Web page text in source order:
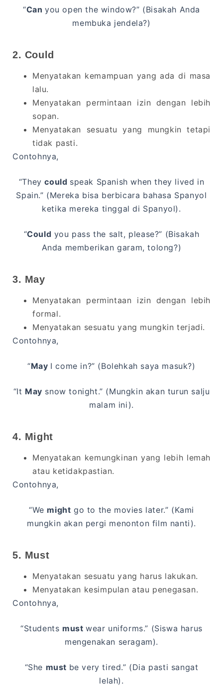
“Can you open the window?” (Bisakah Anda
membuka jendela?)
2. Could
Menyatakan kemampuan yang ada di masa
lalu.
Menyatakan permintaan izin dengan lebih
sopan.
Menyatakan sesuatu yang mungkin tetapi
tidak pasti.
Contohnya,
“Theycould speak Spanish when they lived in
Spain.” (Mereka bisa berbicara bahasa Spanyol
ketika mereka tinggal di Spanyol).
“Could you pass the salt, please?” (Bisakah
Anda memberikan garam, tolong?)
3. May
Menyatakan permintaan izin dengan lebih
formal.
Menyatakan sesuatu yang mungkin terjadi.
Contohnya,
“May I come in?” (Bolehkah saya masuk?)
“It May snow tonight.” (Mungkin akan turun salju
malam ini).
4. Might
Menyatakan kemungkinan yang lebih lemah
atau ketidakpastian.
Contohnya,
“We might go to the movies later.” (Kami
mungkin akan pergi menonton film nanti).
5. Must
Menyatakan sesuatu yang harus lakukan.
Menyatakan kesimpulan atau penegasan.
Contohnya,
“Students mustwear uniforms.” (Siswa harus
mengenakan seragam).
“She must be very tired.” (Dia pasti sangat
lelah).